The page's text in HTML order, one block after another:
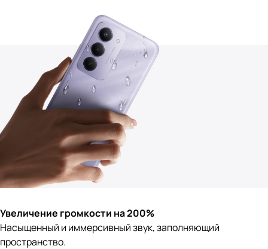
Увеличение громкости на 200%
Насыщенный и иммерсивный звук, заполняющий
пространство.